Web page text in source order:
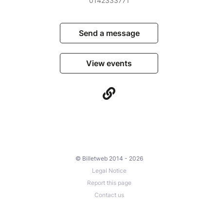
Send a message
View events
© Billetweb 2014 - 2026
Legal Notice
Report this page
Contact us